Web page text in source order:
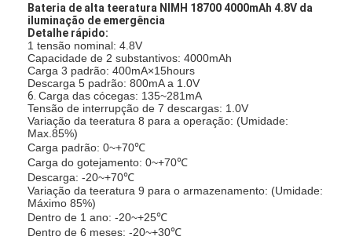
Bateria de alta teeratura NIMH 18700 4000mAh 4.8V da
iluminação de emergência
Detalhe rápido:
1 tensão nominal: 4.8V
Capacidade de 2 substantivos: 4000mAh
Carga 3 padrão: 400mA×15hours
Descarga 5 padrão: 800mA a 1.0V
6.Carga das cócegas: 135~281mA
Tensão de interrupção de 7 descargas: 1.0V
Variação da teeratura 8 para a operação: (Umidade:
Max.85%)
Carga padrão: 0~+70℃
Carga do gotejamento: 0~+70℃
Descarga: -20~+70℃
Variação da teeratura 9 para o armazenamento: (Umidade:
Máximo 85%)
Dentro de 1 ano: -20~+25℃
Dentro de 6 meses: -20~+30℃